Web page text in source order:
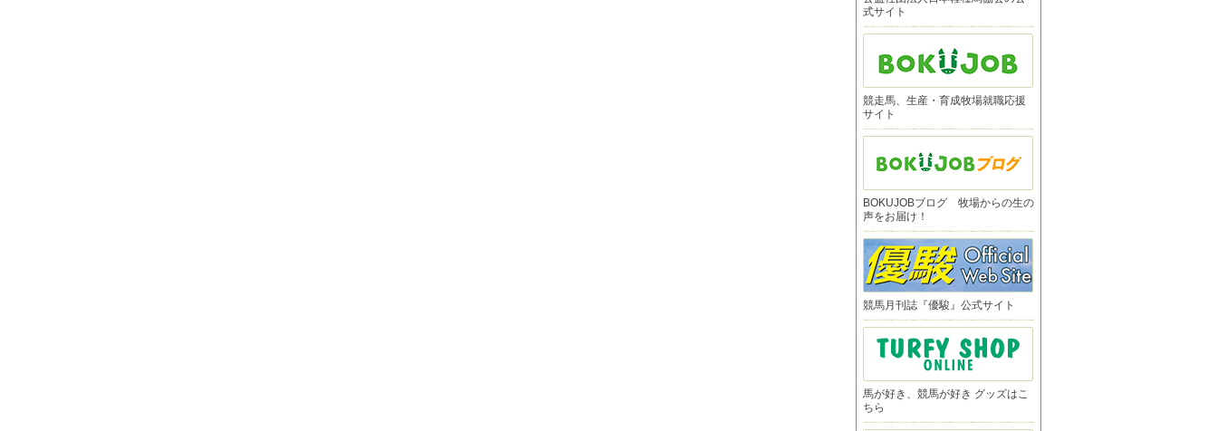
式サイト
競走馬、生産・育成牧場就職応援
サイト
BOKUJOBブログ 牧場からの生の
声をお届け！
競馬月刊誌『優駿』公式サイト
馬が好き、競馬が好き グッズはこ
ちら